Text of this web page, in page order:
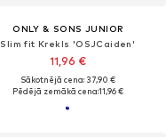
ONLY & SONS JUNIOR
Slim fit Krekls 'OSJCaiden'
11,96 €
Sākotnējā cena: 37,90 €
Pēdējā zemākā cena:11,96 €